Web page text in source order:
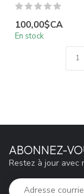
100,00$CA
En stock
ABONNEZ-
Restez à jour avec